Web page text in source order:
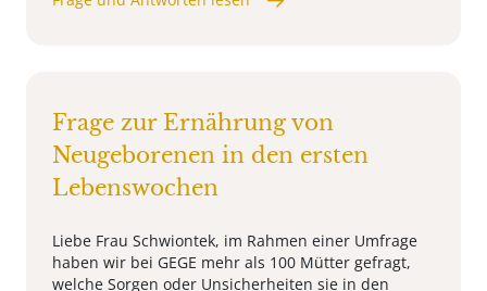
Frage zur Ernährung von
Neugeborenen in den ersten
Lebenswochen
Liebe Frau Schwiontek, im Rahmen einer Umfrage
haben wir bei GEGE mehr als 100 Mütter gefragt,
welche Sorgen oder Unsicherheiten sie in den